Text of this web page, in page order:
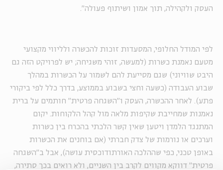
העסק ולקהילה, תוך אמון ושיתוף פעולה".
לפי המודל החלופי, המסעדות זוכות להכשרה ולליווי מקצועי
מטעם נאמנת כשרות (למעשה, זוהי משגיחה; יש לפרויקט הזה גם
היבט שוויוני) שגם מסייעת להם לשמור על הכשרות במהלך
שבוע העבודה (כשעה וחצי בשבוע בממוצע, בדרך כלל לפי ביקורי
פתע). לאחר ההכשרה, העסק ו"השגחה פרטית" חותמים על ברית
נאמנות שמחייבת שקיפות מלאה מול קהל הלקוחות. יקום
המתנגד הלמדן ויטען שאין קשר הלכתי בהכרח בין כשרות
וערכים או נורמות של צדק חברתי (אם בוחנים את הכשרות
באופן טכני, כפי שההלכה האורתודוכסית עושה), אבל ב"השגחה
פרטית" דווקא מקווים לקרב בין השניים, ולא רואים בכך סתירה,